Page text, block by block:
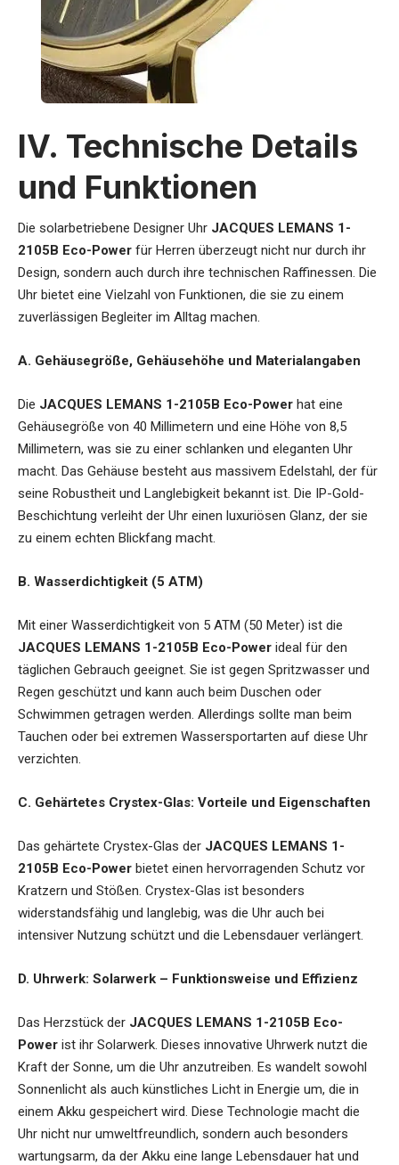
IV. Technische Details
und Funktionen
Die solarbetriebene Designer Uhr JACQUES LEMANS 1-
2105B Eco-Power für Herren überzeugt nicht nur durch ihr
Design, sondern auch durch ihre technischen Raffinessen. Die
Uhr bietet eine Vielzahl von Funktionen, die sie zu einem
zuverlässigen Begleiter im Alltag machen.
A. Gehäusegröße, Gehäusehöhe und Materialangaben
Die JACQUES LEMANS 1-2105B Eco-Power hat eine
Gehäusegröße von 40 Millimetern und eine Höhe von 8,5
Millimetern, was sie zu einer schlanken und eleganten Uhr
macht. Das Gehäuse besteht aus massivem Edelstahl, der für
seine Robustheit und Langlebigkeit bekannt ist. Die IP-Gold-
Beschichtung verleiht der Uhr einen luxuriösen Glanz, der sie
zu einem echten Blickfang macht.
B. Wasserdichtigkeit (5 ATM)
Mit einer Wasserdichtigkeit von 5 ATM (50 Meter) ist die
JACQUES LEMANS 1-2105B Eco-Power ideal für den
täglichen Gebrauch geeignet. Sie ist gegen Spritzwasser und
Regen geschützt und kann auch beim Duschen oder
Schwimmen getragen werden. Allerdings sollte man beim
Tauchen oder bei extremen Wassersportarten auf diese Uhr
verzichten.
C. Gehärtetes Crystex-Glas: Vorteile und Eigenschaften
Das gehärtete Crystex-Glas der JACQUES LEMANS 1-
2105B Eco-Power bietet einen hervorragenden Schutz vor
Kratzern und Stößen. Crystex-Glas ist besonders
widerstandsfähig und langlebig, was die Uhr auch bei
intensiver Nutzung schützt und die Lebensdauer verlängert.
D. Uhrwerk: Solarwerk – Funktionsweise und Effizienz
Das Herzstück der JACQUES LEMANS 1-2105B Eco-
Power ist ihr Solarwerk. Dieses innovative Uhrwerk nutzt die
Kraft der Sonne, um die Uhr anzutreiben. Es wandelt sowohl
Sonnenlicht als auch künstliches Licht in Energie um, die in
einem Akku gespeichert wird. Diese Technologie macht die
Uhr nicht nur umweltfreundlich, sondern auch besonders
wartungsarm, da der Akku eine lange Lebensdauer hat und